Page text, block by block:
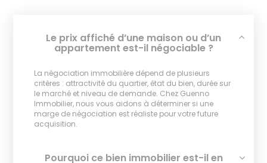
Le prix affiché d’une maison ou d’un
appartement est-il négociable ?
La négociation immobilière dépend de plusieurs
critères : attractivité du quartier, état du bien, durée sur
le marché et niveau de demande. Chez Guenno
Immobilier, nous vous aidons à déterminer si une
marge de négociation est réaliste pour votre future
acquisition.
Pourquoi ce bien immobilier est-il en